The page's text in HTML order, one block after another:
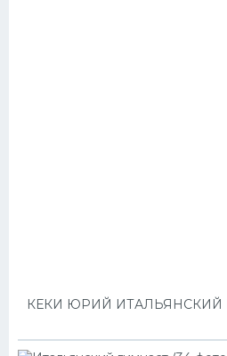
КЕКИ ЮРИЙ ИТАЛЬЯНСКИЙ